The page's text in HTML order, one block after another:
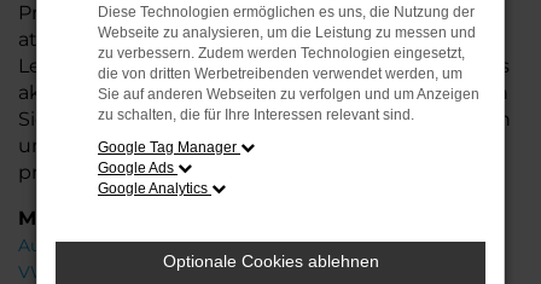
Profitieren Sie von zusätzlichen Services wie
attraktiven Finanzierungsmöglichkeiten,
Leasingangeboten und der Inzahlungnahme Ihres
aktuellen Fahrzeugs. Besuchen Sie uns und lassen
Sie sich von unseren Experten beraten – wir freuen
uns, Ihnen den perfekten Neuwagen zu
präsentieren!
Marken
Audi
VW
Diese Technologien ermöglichen es uns, die Nutzung der
Webseite zu analysieren, um die Leistung zu messen und
zu verbessern. Zudem werden Technologien eingesetzt,
die von dritten Werbetreibenden verwendet werden, um
Sie auf anderen Webseiten zu verfolgen und um Anzeigen
zu schalten, die für Ihre Interessen relevant sind.
Google Tag Manager
Google Ads
Google Analytics
Optionale Cookies ablehnen